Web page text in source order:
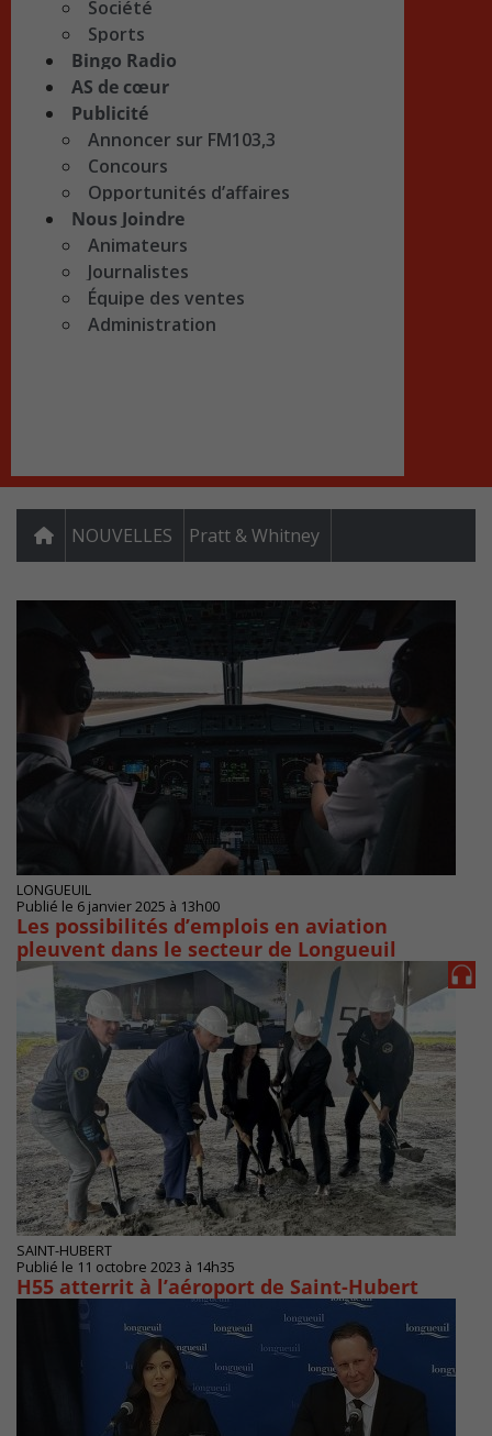
Société
Sports
Bingo Radio
AS de cœur
Publicité
Annoncer sur FM103,3
Concours
Opportunités d’affaires
Nous Joindre
Animateurs
Journalistes
Équipe des ventes
Administration
NOUVELLES Pratt & Whitney
LONGUEUIL
Publié le 6 janvier 2025 à 13h00
Les possibilités d’emplois en aviation
pleuvent dans le secteur de Longueuil
SAINT-HUBERT
Publié le 11 octobre 2023 à 14h35
H55 atterrit à l’aéroport de Saint-Hubert